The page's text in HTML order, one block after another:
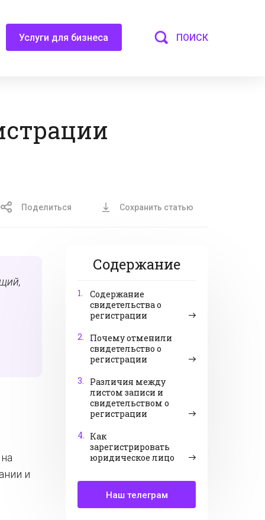
Услуги для бизнеса ПОИСК
Поделиться Сохранить статью
Содержание
1.
Содержание
свидетельства о
регистрации
2.
Почему отменили
свидетельство о
регистрации
3.
Различия между
листом записи и
свидетельством о
регистрации
4. Как
зарегистрировать
юридическое лицо
Наш телеграм
и